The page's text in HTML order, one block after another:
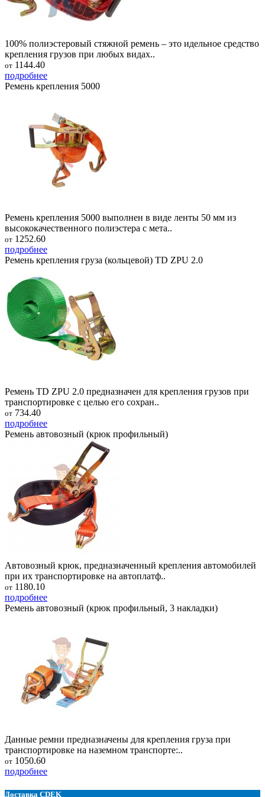
100% полиэстеровый стяжной ремень – это идельное средство
крепления грузов при любых видах..
от 1144.40
подробнее
Ремень крепления 5000
Ремень крепления 5000 выполнен в виде ленты 50 мм из
высококачественного полиэстера с мета..
от 1252.60
подробнее
Ремень крепления груза (кольцевой) TD ZPU 2.0
Ремень TD ZPU 2.0 предназначен для крепления грузов при
транспортировке с целью его сохран..
от 734.40
подробнее
Ремень автовозный (крюк профильный)
Автовозный крюк, предназначенный крепления автомобилей
при их транспортировке на автоплатф..
от 1180.10
подробнее
Ремень автовозный (крюк профильный, 3 накладки)
Данные ремни предназначены для крепления груза при
транспортировке на наземном транспорте:..
от 1050.60
подробнее
Доставка CDEK